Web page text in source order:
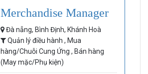
Merchandise Manager
Đà nẵng, Bình Định, Khánh Hoà
Quản lý điều hành , Mua
hàng/Chuỗi Cung Ứng , Bán hàng
(May mặc/Phụ kiện)